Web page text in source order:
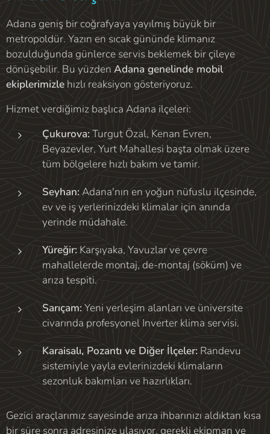
Adana geniş bir coğrafyaya yayılmış büyük bir
metropoldür. Yazın en sıcak gününde klimanız
bozulduğunda günlerce servis beklemek bir çileye
dönüşebilir. Bu yüzden Adana genelinde mobil
ekiplerimizle hızlı reaksiyon gösteriyoruz.
Hizmet verdiğimiz başlıca Adana ilçeleri:
Çukurova: Turgut Özal, Kenan Evren,
Beyazevler, Yurt Mahallesi başta olmak üzere
tüm bölgelere hızlı bakım ve tamir.
Seyhan: Adana'nın en yoğun nüfuslu ilçesinde,
ev ve iş yerlerinizdeki klimalar için anında
yerinde müdahale.
Yüreğir:Karşıyaka, Yavuzlar ve çevre
mahallelerde montaj, de-montaj (söküm) ve
arıza tespiti.
Sarıçam: Yeni yerleşim alanları ve üniversite
civarında profesyonel Inverter klima servisi.
Karaisalı, Pozantı ve Diğer İlçeler: Randevu
sistemiyle yayla evlerinizdeki klimaların
sezonluk bakımları ve hazırlıkları.
Gezici araçlarımız sayesinde arıza ihbarınızı aldıktan kısa
bir süre sonra adresinize ulaşıyor, gerekli ekipman ve